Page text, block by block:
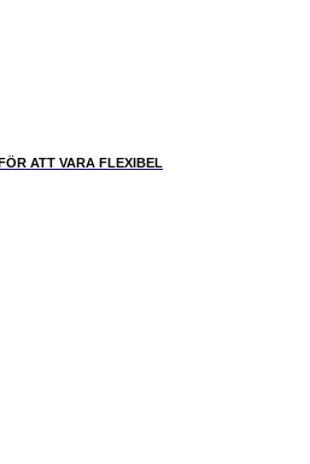
ATT VARA FLEXIBEL